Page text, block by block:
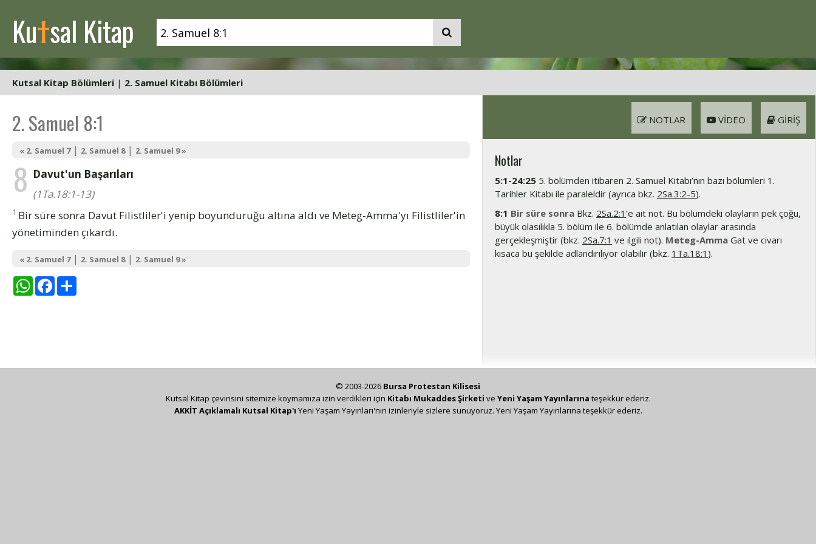
Kutsal Kitap
Kutsal Kitap Bölümleri | 2. Samuel Kitabı Bölümleri
2. Samuel 8:1
« 2. Samuel 7| 2. Samuel 8| 2. Samuel 9 »
8 Davut'un Başarıları
(1Ta.18:1-13)
1 Bir süre sonra Davut Filistliler'i yenip boyunduruğu altına aldı ve Meteg-Amma'yı Filistliler'in
yönetiminden çıkardı.
« 2. Samuel 7| 2. Samuel 8| 2. Samuel 9 »
WhatsAppFacebook
GIRIŞ
VIDEO
NOTLAR
Notlar
5:1-24:25 5. bölümden itibaren 2. Samuel Kitabı’nın bazı bölümleri 1.
Tarihler Kitabı ile paraleldir (ayrıca bkz. 2Sa.3:2-5).
8:1 Bir süre sonra Bkz. 2Sa.2:1 ’e ait not. Bu bölümdeki olayların pek çoğu,
büyük olasılıkla 5. bölüm ile 6. bölümde anlatılan olaylar arasında
gerçekleşmiştir (bkz. 2Sa.7:1 ve ilgili not). Meteg-Amma Gat ve civarı
kısaca bu şekilde adlandırılıyor olabilir (bkz. 1Ta.18:1 ).
© 2003-2026 Bursa Protestan Kilisesi
Kutsal Kitap çevirisini sitemize koymamıza izin verdikleri için Kitabı Mukaddes Şirketi ve Yeni Yaşam Yayınlarına teşekkür ederiz.
AKKİT Açıklamalı Kutsal Kitap'ı Yeni Yaşam Yayınları'nın izinleriyle sizlere sunuyoruz. Yeni Yaşam Yayınlarına teşekkür ederiz.